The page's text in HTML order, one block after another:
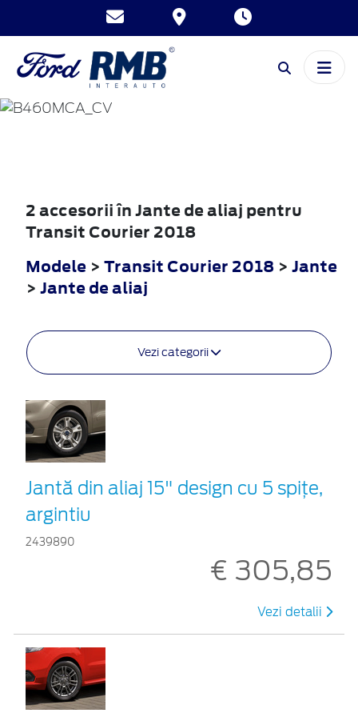
TRANSIT
COURIER
2 accesorii în Jante de aliaj pentru
Transit Courier 2018
Modele > Transit Courier 2018 > Jante
> Jante de aliaj
Vezi categorii
Jantă din aliaj 15" design cu 5 spiţe,
argintiu
2439890
€ 305,85
Vezi detalii